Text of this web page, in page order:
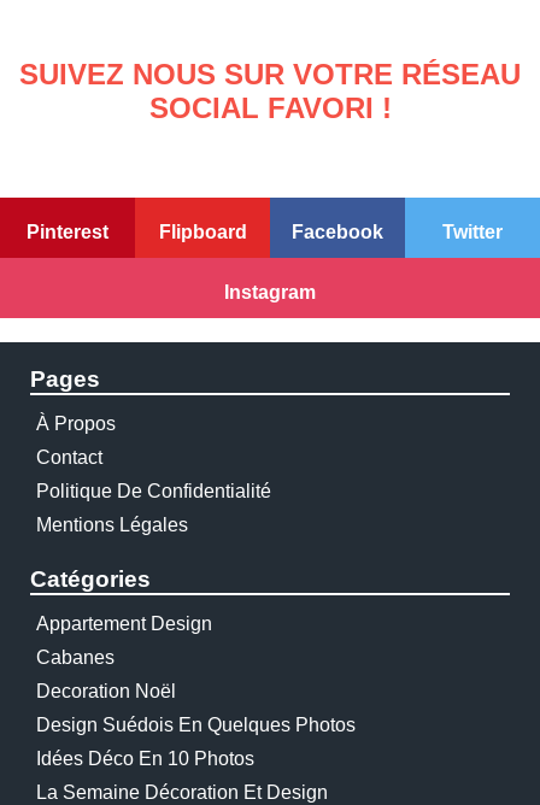
SUIVEZ NOUS SUR VOTRE RÉSEAU
SOCIAL FAVORI !
Pinterest Flipboard Facebook Twitter
Instagram
Pages
À Propos
Contact
Politique De Confidentialité
Mentions Légales
Catégories
Appartement Design
Cabanes
Decoration Noël
Design Suédois En Quelques Photos
Idées Déco En 10 Photos
La Semaine Décoration Et Design